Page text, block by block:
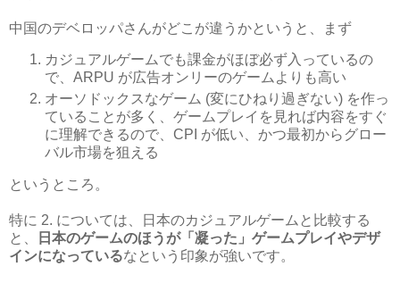
中国のデベロッパさんがどこが違うかというと、まず
カジュアルゲームでも課金がほぼ必ず入っているの
で、ARPU が広告オンリーのゲームよりも高い
オーソドックスなゲーム (変にひねり過ぎない) を作っ
ていることが多く、ゲームプレイを見れば内容をすぐ
に理解できるので、CPI が低い、かつ最初からグロー
バル市場を狙える
というところ。
特に 2. については、日本のカジュアルゲームと比較する
と、
日本のゲームのほうが「凝った」ゲームプレイやデザ
インになっているなという印象が強いです。